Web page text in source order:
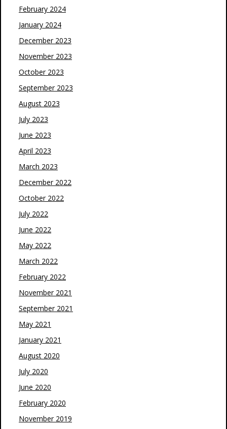
February 2024
January 2024
December 2023
November 2023
October 2023
September 2023
August 2023
July 2023
June 2023
April 2023
March 2023
December 2022
October 2022
July 2022
June 2022
May 2022
March 2022
February 2022
November 2021
September 2021
May 2021
January 2021
August 2020
July 2020
June 2020
February 2020
November 2019